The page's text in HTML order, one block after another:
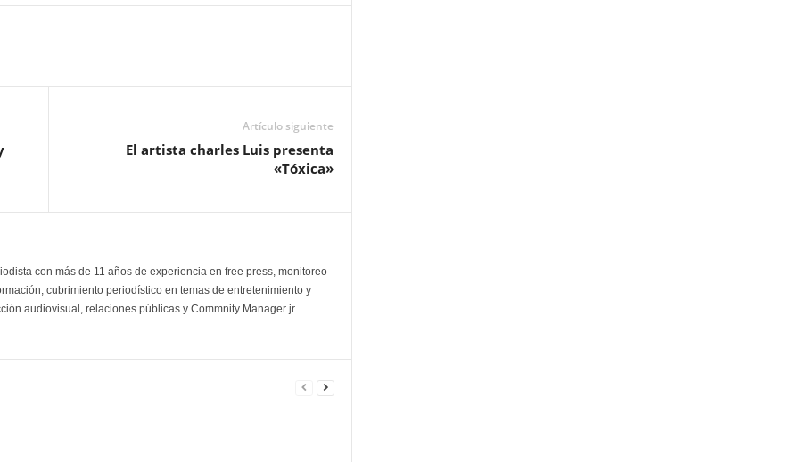
Artículo siguiente
El artista charles Luis presenta
«Tóxica»
con más de 11 años de experiencia en free press, monitoreo
cubrimiento periodístico en temas de entretenimiento y
audiovisual, relaciones públicas y Commnity Manager jr.